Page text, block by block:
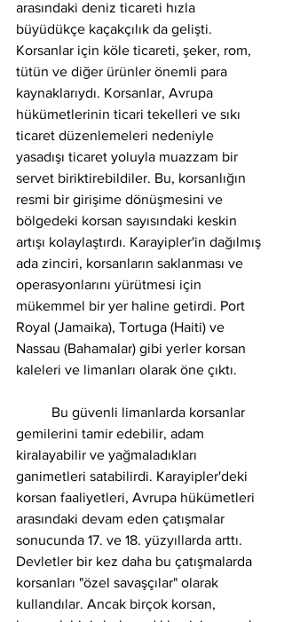
arasındaki deniz ticareti hızla
büyüdükçe kaçakçılık da gelişti.
Korsanlar için köle ticareti, şeker, rom,
tütün ve diğer ürünler önemli para
kaynaklarıydı. Korsanlar, Avrupa
hükümetlerinin ticari tekelleri ve sıkı
ticaret düzenlemeleri nedeniyle
yasadışı ticaret yoluyla muazzam bir
servet biriktirebildiler. Bu, korsanlığın
resmi bir girişime dönüşmesini ve
bölgedeki korsan sayısındaki keskin
artışı kolaylaştırdı. Karayipler'in dağılmış
ada zinciri, korsanların saklanması ve
operasyonlarını yürütmesi için
mükemmel bir yer haline getirdi. Port
Royal (Jamaika), Tortuga (Haiti) ve
Nassau (Bahamalar) gibi yerler korsan
kaleleri ve limanları olarak öne çıktı.
gemilerini tamir edebilir, adam
kiralayabilir ve yağmaladıkları
ganimetleri satabilirdi. Karayipler'deki
korsan faaliyetleri, Avrupa hükümetleri
arasındaki devam eden çatışmalar
sonucunda 17. ve 18. yüzyıllarda arttı.
Devletler bir kez daha bu çatışmalarda
korsanları "özel savaşçılar" olarak
kullandılar. Ancak birçok korsan,